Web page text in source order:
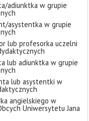
adiunktka w grupie
asystentka w grupie
lub profesorka uczelni
lub adiunktka w grupie
lub asystentki w
angielskiego w
Uniwersytetu Jana